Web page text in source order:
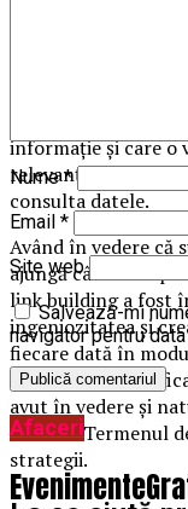
Pentru a obține
valoarea
forumul sau blogul
sau pagina la care
Utilizatorii
informație și care o
relevanță prin
consulta datele.
Având în vedere că
ajungă cât mai
link building a fost
ingeniozitatea și
fiecare dată în
fiecare dată
avut în vedere și
link-uri. Termenul
strategii.
Nume*
Email *
Site web
Salvează-mi
navigator pentru
Afaceri